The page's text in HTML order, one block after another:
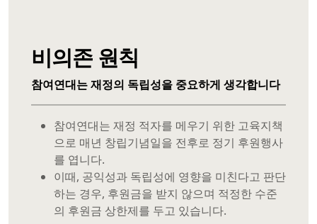
비의존 원칙
참여연대는 재정의 독립성을 중요하게 생각합니다
참여연대는 재정 적자를 메우기 위한 고육지책
으로 매년 창립기념일을 전후로 정기 후원행사
를 엽니다.
이때, 공익성과 독립성에 영향을 미친다고 판단
하는 경우, 후원금을 받지 않으며 적정한 수준
의 후원금 상한제를 두고 있습니다.